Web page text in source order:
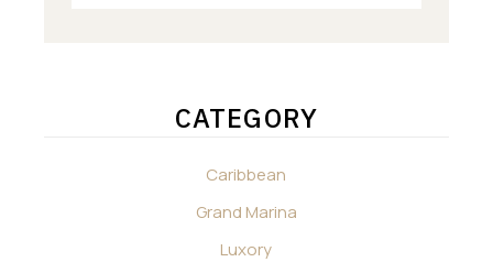
CATEGORY
Caribbean
Grand Marina
Luxory